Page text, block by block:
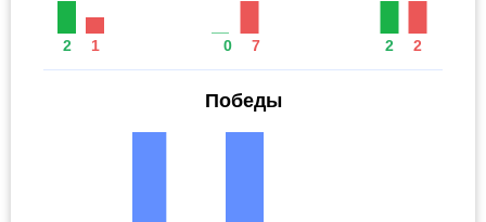
2 1 0 7 2 2
Победы